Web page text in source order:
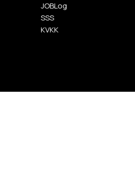
JOBLog
SSS
KVKK